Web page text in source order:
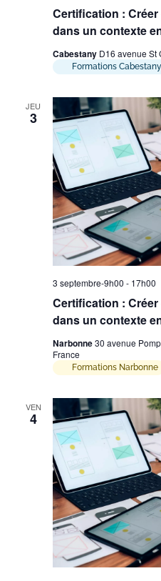
Certification :
dans un contexte
Cabestany D16 avenue St
Formations Cabestany
JEU
3
Certification :
dans un contexte
3 septembre-9h00 - 17h00
Narbonne30 avenue
France
Formations Narbonne
VEN
4